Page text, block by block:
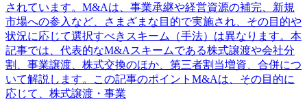
されています。M&Aは、事業承継や経営資源の補完、新規
市場への参入など、さまざまな目的で実施され、その目的や
状況に応じて選択すべきスキーム（手法）は異なります。本
記事では、代表的なM&Aスキームである株式譲渡や会社分
割、事業譲渡、株式交換のほか、第三者割当増資、合併につ
いて解説します。この記事のポイントM&Aは、その目的に
応じて、株式譲渡・事業